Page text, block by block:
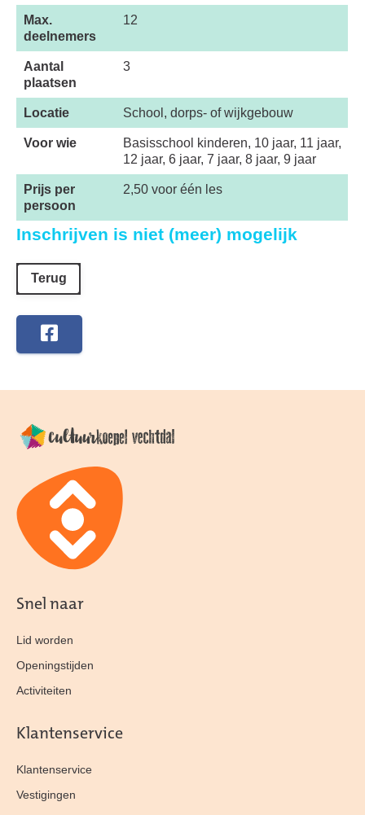
Max.
deelnemers
12
Aantal
plaatsen
3
Locatie School, dorps- of wijkgebouw
Voor wie
Basisschool kinderen, 10 jaar, 11 jaar,
12 jaar, 6 jaar, 7 jaar, 8 jaar, 9 jaar
Prijs per
persoon
2,50 voor één les
Inschrijven is niet (meer) mogelijk
Terug
Snel naar
Lid worden
Openingstijden
Activiteiten
Klantenservice
Klantenservice
Vestigingen